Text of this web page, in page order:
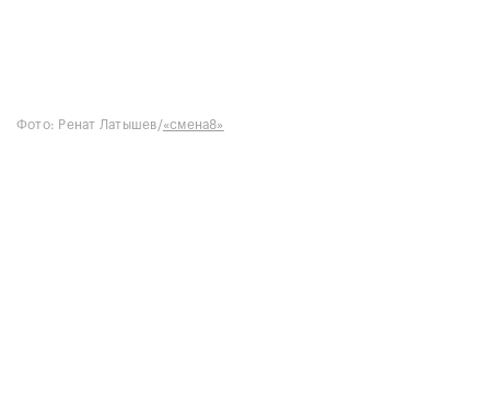
Фото: Ренат Латышев/«смена8»